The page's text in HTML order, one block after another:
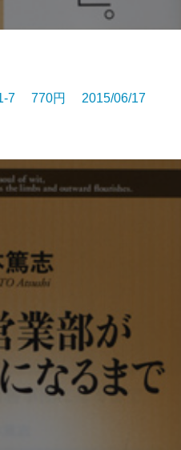
7 770円 2015/06/17